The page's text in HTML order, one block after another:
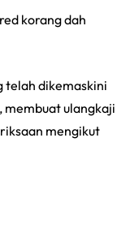
korang dah
telah dikemaskini
membuat ulangkaji
mengikut